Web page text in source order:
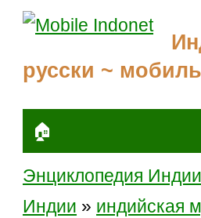
русски ~
🏠
Энциклопедия Индии
Индии » индийская